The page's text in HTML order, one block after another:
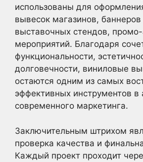
использованы для
вывесок магазинов, баннеров
выставочных стендов,
мероприятий. Благодаря
функциональности,
долговечности, виниловые
остаются одним из самых
эффективных инструментов в
современного маркетинга.
Заключительным штрихом
проверка качества и
Каждый проект проходит